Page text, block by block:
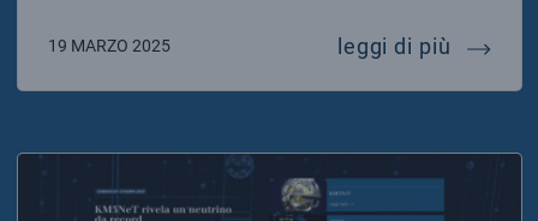
19 MARZO 2025 leggi di più attilio